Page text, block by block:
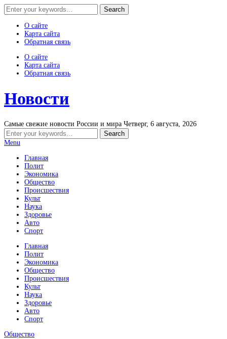
О сайте
Карта сайта
Обратная связь
О сайте
Карта сайта
Обратная связь
Новости
Самые свежие новости России и мира Четверг, 6 августа, 2026
Menu
Главная
Полит
Экономика
Общество
Происшествия
Культ
Наука
Здоровье
Авто
Спорт
Главная
Полит
Экономика
Общество
Происшествия
Культ
Наука
Здоровье
Авто
Спорт
Общество